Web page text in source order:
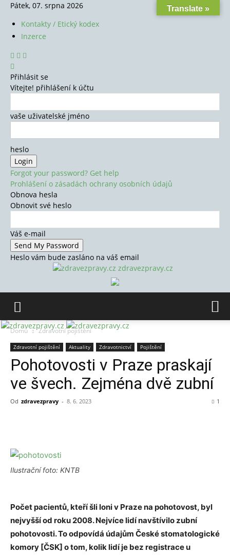
Pátek, 07. srpna 2026
Kontakty / Etický kodex
Inzerce
Přihlásit se
Vítejte! přihlášení k účtu
vaše uživatelské jméno
heslo
Forgot your password? Get help
Prohlášení o zásadách ochrany osobních údajů
Obnova hesla
Obnovit své heslo
Váš e-mail
Heslo vám bude zasláno na váš email
zdravezpravy.cz
Domů Zdravotní pojištění
Zdravotní pojištění Aktuality Zdravotnictví Pojištění
Pohotovosti v Praze praskají
ve švech. Zejména dvě zubní
Od zdravezpravy - 8. 6. 2023 1
Ilustrační foto: KNTB
Počet pacientů, kteří šli loni v Praze na pohotovost, byl
nejvyšší od roku 2008. Nejvíce lidí navštívilo zubní
pohotovosti. To odpovídá údajům České stomatologické
komory [ČSK] o tom, kolik lidí je bez registrace u
Translate »